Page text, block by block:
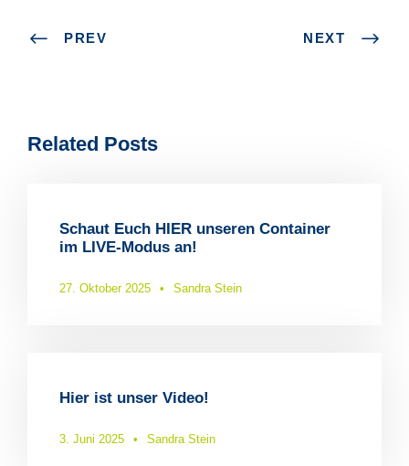
PREV NEXT
Related Posts
Schaut Euch HIER unseren Container
im LIVE-Modus an!
27. Oktober 2025 • Sandra Stein
Hier ist unser Video!
3. Juni 2025 • Sandra Stein